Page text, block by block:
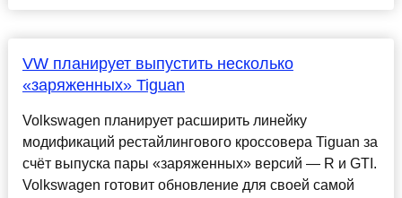
VW планирует выпустить несколько
«заряженных» Tiguan
Volkswagen планирует расширить линейку
модификаций рестайлингового кроссовера Tiguan за
счёт выпуска пары «заряженных» версий — R и GTI.
Volkswagen готовит обновление для своей самой